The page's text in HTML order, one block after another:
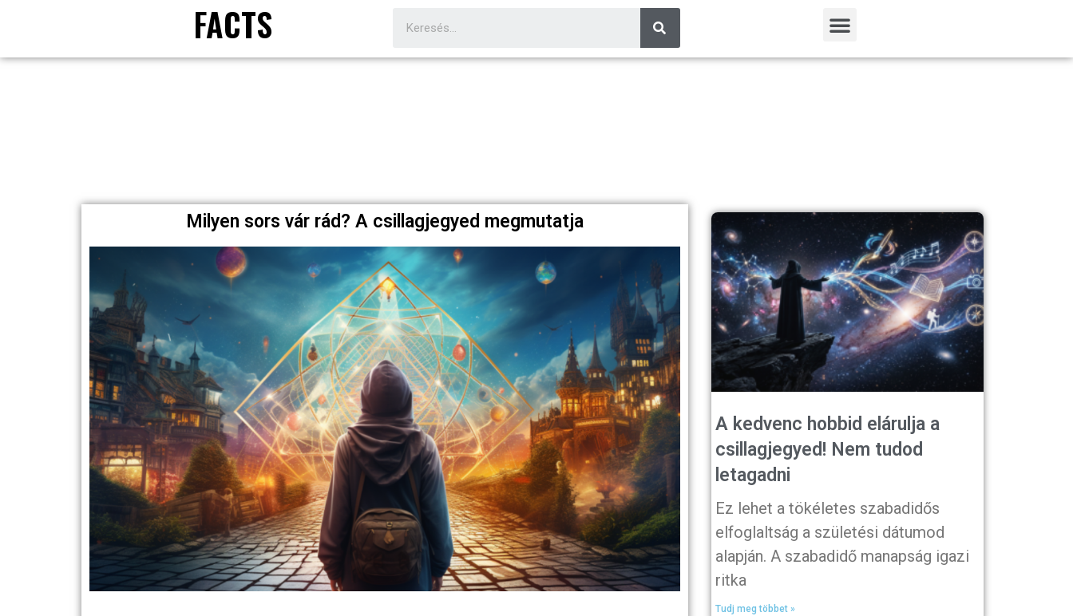
FACTS
Milyen sors vár rád? A csillagjegyed megmutatja
A kedvenc hobbid elárulja a
csillagjegyed! Nem tudod
letagadni
Ez lehet a tökéletes szabadidős
elfoglaltság a születési dátumod
alapján. A szabadidő manapság igazi
ritka
Tudj meg többet »